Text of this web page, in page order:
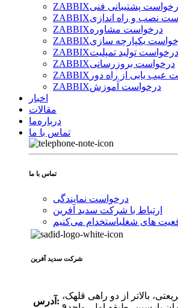
ZABBIXپشتیبانی فنی
ZABBIXنصب و راه اندازی
ZABBIXدرخواست مشاوره
ZABBIXیکپارچه سازی
ZABBIXدرخواست تولید تمپلیت
ZABBIXدرخواست بروزرسانی
ZABBIX عیب یابی از راه دور
ZABBIXدرخواست آموزش
اخبار
مقالات
درباره‌ما
تماس با ما
تماس با ما
درخواست نمایندگی
ارتباط با شرکت سدید آفرین
های شغلیاستخدام ‌می‌کنیم
شرکت سدید‌ آفرین
آدرس:
بالاتر از دو راهی قلهک،